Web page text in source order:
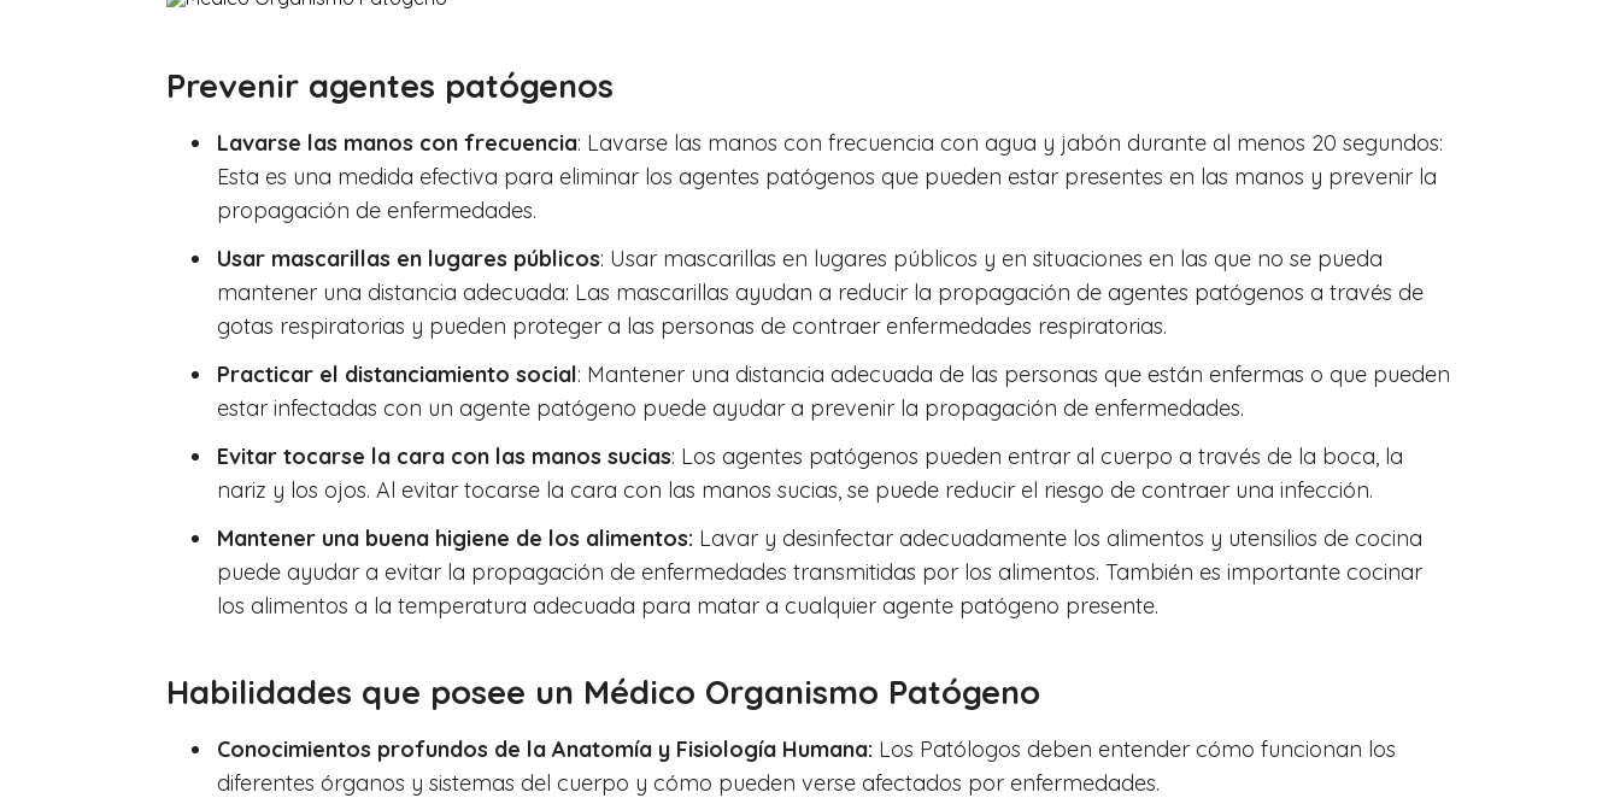
Prevenir agentes patógenos
Lavarse las manos con frecuencia: Lavarse las manos con frecuencia con agua y jabón durante al menos 20 segundos:
Esta es una medida efectiva para eliminar los agentes patógenos que pueden estar presentes en las manos y prevenir la
propagación de enfermedades.
Usar mascarillas en lugares públicos: Usar mascarillas en lugares públicos y en situaciones en las que no se pueda
mantener una distancia adecuada: Las mascarillas ayudan a reducir la propagación de agentes patógenos a través de
gotas respiratorias y pueden proteger a las personas de contraer enfermedades respiratorias.
Practicar el distanciamiento social: Mantener una distancia adecuada de las personas que están enfermas o que pueden
estar infectadas con un agente patógeno puede ayudar a prevenir la propagación de enfermedades.
Evitar tocarse la cara con las manos sucias: Los agentes patógenos pueden entrar al cuerpo a través de la boca, la
nariz y los ojos. Al evitar tocarse la cara con las manos sucias, se puede reducir el riesgo de contraer una infección.
Mantener una buena higiene de los alimentos: Lavar y desinfectar adecuadamente los alimentos y utensilios de cocina
puede ayudar a evitar la propagación de enfermedades transmitidas por los alimentos. También es importante cocinar
los alimentos a la temperatura adecuada para matar a cualquier agente patógeno presente.
Habilidades que posee un Médico Organismo Patógeno
Conocimientos profundos de la Anatomía y Fisiología Humana: Los Patólogos deben entender cómo funcionan los
diferentes órganos y sistemas del cuerpo y cómo pueden verse afectados por enfermedades.